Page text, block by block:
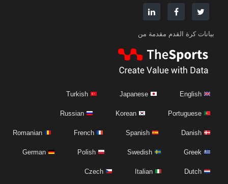
بيانات كرة القدم مقدمة من
English
Japanese
Turkish
Portuguese
Korean
Russian
Danish
Spanish
French
Romanian
Greek
Swedish
Polish
German
Dutch
Italian
Czech